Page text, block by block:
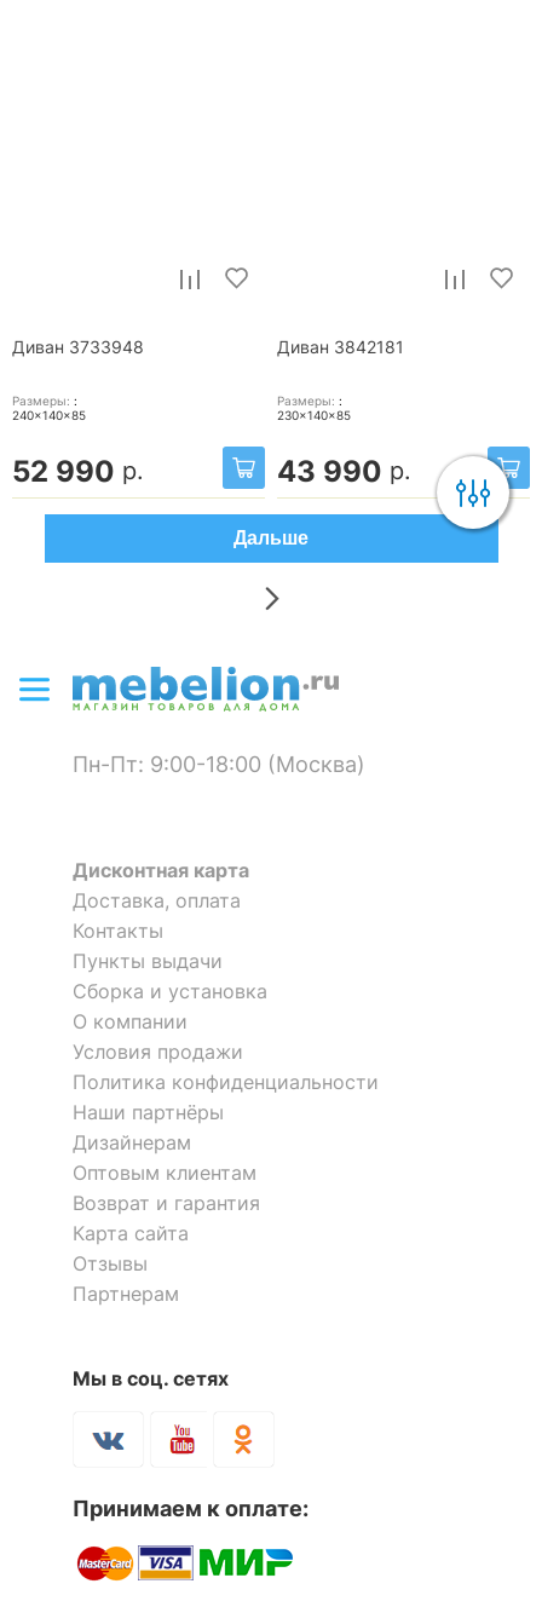
Диван 3733948
Размеры: :
240x140x85
52 990 р.
Диван 3842181
Размеры: :
230x140x85
43 990 р.
Дальше
Пн-Пт: 9:00-18:00 (Москва)
Дисконтная карта
Доставка, оплата
Контакты
Пункты выдачи
Сборка и установка
О компании
Условия продажи
Политика конфиденциальности
Наши партнёры
Дизайнерам
Оптовым клиентам
Возврат и гарантия
Карта сайта
Отзывы
Партнерам
Мы в соц. сетях
Принимаем к оплате: